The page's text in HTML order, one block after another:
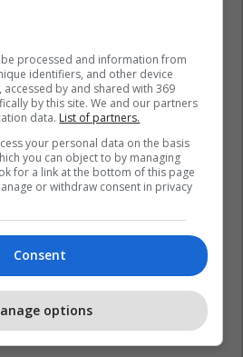
processed and information from
identifiers, and other device
by and shared with 369
by this site. We and our partners
data. List of partners.
your personal data on the basis
you can object to by managing
for a link at the bottom of this page
or withdraw consent in privacy
Consent
options